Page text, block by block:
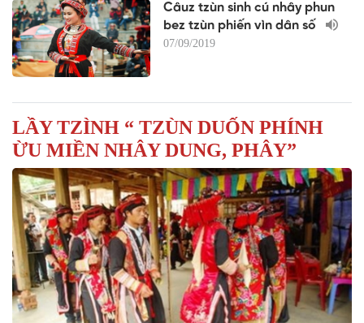
Câuz tzùn sinh cú nhây phun
bez tzùn phiến vìn dân số
07/09/2019
LẦY TZÌNH “ TZÙN DUỐN PHÍNH
ỪU MIỀN NHÂY DUNG, PHÂY”